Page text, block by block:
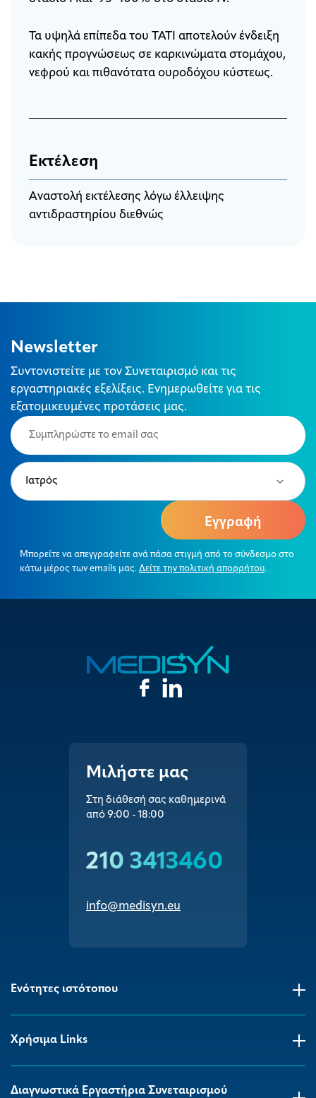
Τα υψηλά επίπεδα του TATI αποτελούν ένδειξη
κακής προγνώσεως σε καρκινώματα στομάχου,
νεφρού και πιθανότατα ουροδόχου κύστεως.
Εκτέλεση
Αναστολή εκτέλεσης λόγω έλλειψης
αντιδραστηρίου διεθνώς
Newsletter
Συντονιστείτε με τον Συνεταιρισμό και τις
εργαστηριακές εξελίξεις. Ενημερωθείτε για τις
εξατομικευμένες προτάσεις μας.
Email
(Required)
Type
(Required)
Μπορείτε να απεγγραφείτε ανά πάσα στιγμή από το σύνδεσμο στο
κάτω μέρος των emails μας. Δείτε την πολιτική απορρήτου.
Μιλήστε μας
Στη διάθεσή σας καθημερινά
από 9:00 - 18:00
210 3413460
info@medisyn.eu
Ενότητες ιστότοπου
Χρήσιμα Links
Διαγνωστικά Εργαστήρια Συνεταιρισμού